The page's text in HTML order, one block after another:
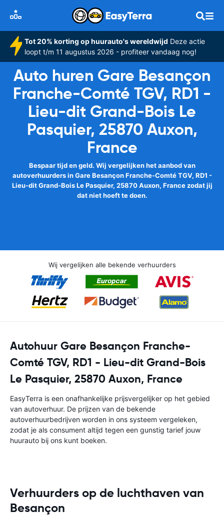
Tot 20% korting op huurauto's wereldwijd Deze actie
loopt t/m 11 augustus 2026 - profiteer vandaag nog!
Auto huren Gare Besançon
Franche-Comté TGV, RD1 -
Lieu-dit Grand-Bois Le
Pasquier, 25870 Auxon,
France
Bespaar tijd en geld. Wij vergelijken het aanbod van
autoverhuurders in Gare Besançon Franche-Comté TGV, RD1 -
Lieu-dit Grand-Bois Le Pasquier, 25870 Auxon, France zodat jij
dat niet hoeft te doen.
Wij vergelijken alle bekende verhuurders
Autohuur Gare Besançon Franche-
Comté TGV, RD1 - Lieu-dit Grand-Bois
Le Pasquier, 25870 Auxon, France
EasyTerra is een onafhankelijke prijsvergelijker op het gebied
van autoverhuur. De prijzen van de bekende
autoverhuurbedrijven worden in ons systeem vergeleken,
zodat je als consument altijd tegen een gunstig tarief jouw
huurauto bij ons kunt boeken.
Verhuurders op de luchthaven van
Besançon